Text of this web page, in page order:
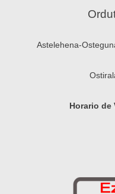
Astelehena-
Horario de